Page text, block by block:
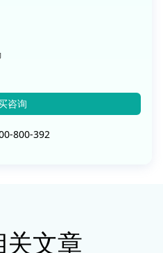
咨询
800-392
关文章